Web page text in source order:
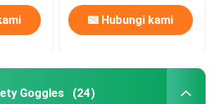
Hubungi kami
Goggles (24)